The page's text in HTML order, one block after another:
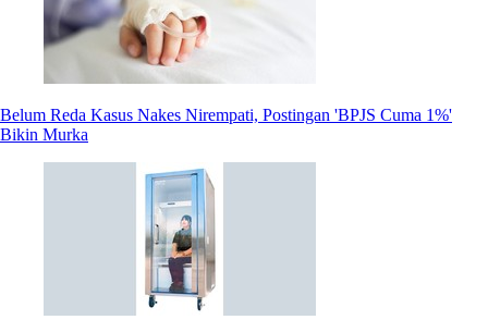
Belum Reda Kasus Nakes Nirempati, Postingan 'BPJS Cuma 1%'
Bikin Murka